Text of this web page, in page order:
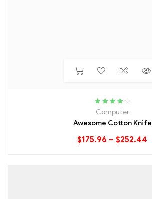
Rated
4.20
Computer
Awesome Cotton Knife
$175.96 – $252.44